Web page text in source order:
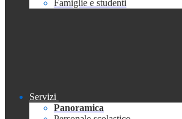
Famiglie e studenti
Servizi
Panoramica